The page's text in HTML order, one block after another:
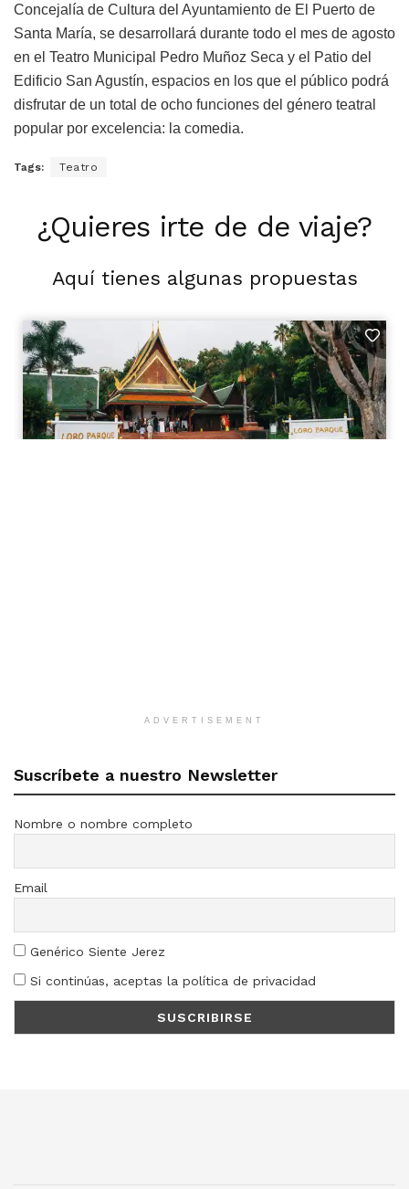
Concejalía de Cultura del Ayuntamiento de El Puerto de
Santa María, se desarrollará durante todo el mes de agosto
en el Teatro Municipal Pedro Muñoz Seca y el Patio del
Edificio San Agustín, espacios en los que el público podrá
disfrutar de un total de ocho funciones del género teatral
popular por excelencia: la comedia.
Tags: Teatro
¿Quieres irte de de viaje?
Aquí tienes algunas propuestas
ADVERTISEMENT
Suscríbete a nuestro Newsletter
Nombre o nombre completo
Email
Genérico Siente Jerez
Si continúas, aceptas la política de privacidad